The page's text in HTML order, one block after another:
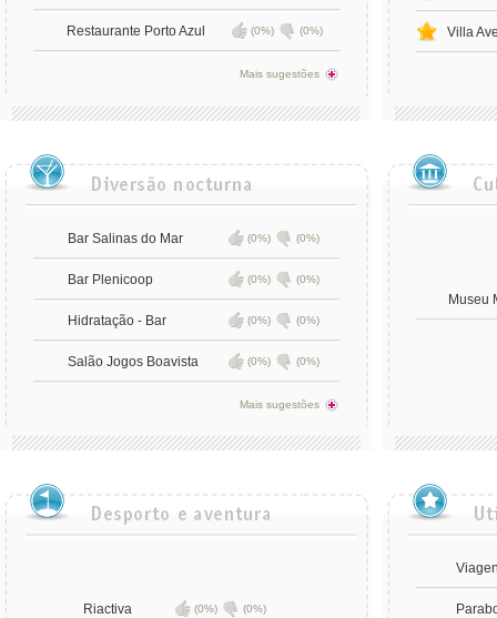
Restaurante Porto Azul (0%) (0%)
Mais sugestões
Villa
Bar Salinas do Mar (0%) (0%)
Bar Plenicoop (0%) (0%)
Hidratação - Bar (0%) (0%)
Salão Jogos Boavista (0%) (0%)
Mais sugestões
Museu
Riactiva (0%) (0%)